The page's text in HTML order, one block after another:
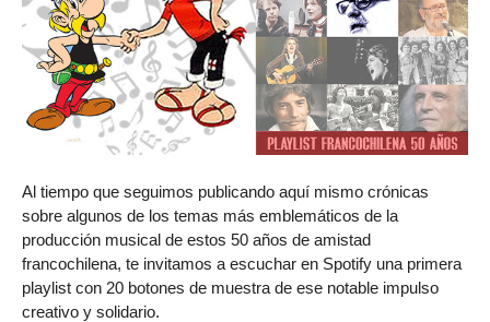
Al tiempo que seguimos publicando aquí mismo crónicas
sobre algunos de los temas más emblemáticos de la
producción musical de estos 50 años de amistad
francochilena, te invitamos a escuchar en Spotify una primera
playlist con 20 botones de muestra de ese notable impulso
creativo y solidario.